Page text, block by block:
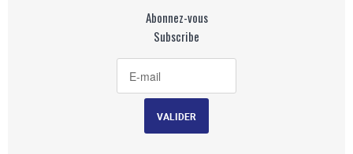
Abonnez-vous
Subscribe